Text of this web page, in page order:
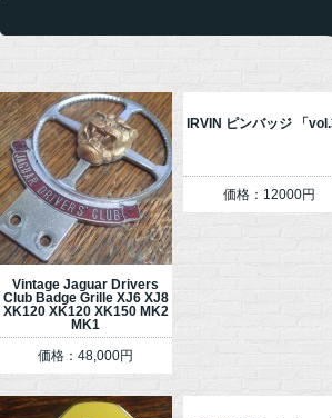
Vintage Jaguar Drivers
Club Badge Grille XJ6 XJ8
XK120 XK120 XK150 MK2
MK1
価格：48,000円
IRVIN ピンバッジ 「
価格：12000円